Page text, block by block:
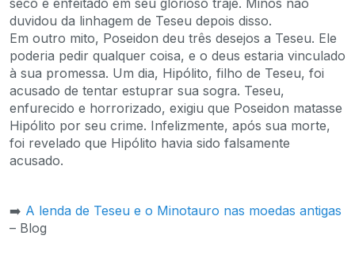
seco e enfeitado em seu glorioso traje. Minos não
duvidou da linhagem de Teseu depois disso.
Em outro mito, Poseidon deu três desejos a Teseu. Ele
poderia pedir qualquer coisa, e o deus estaria vinculado
à sua promessa. Um dia, Hipólito, filho de Teseu, foi
acusado de tentar estuprar sua sogra. Teseu,
enfurecido e horrorizado, exigiu que Poseidon matasse
Hipólito por seu crime. Infelizmente, após sua morte,
foi revelado que Hipólito havia sido falsamente
acusado.
➡️ A lenda de Teseu e o Minotauro nas moedas antigas
– Blog